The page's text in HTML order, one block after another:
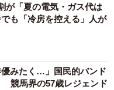
が「夏の電気・ガス代は
も「冷房を控える」人が
優みたく…」国民的バンド
競馬界の57歳レジェンド